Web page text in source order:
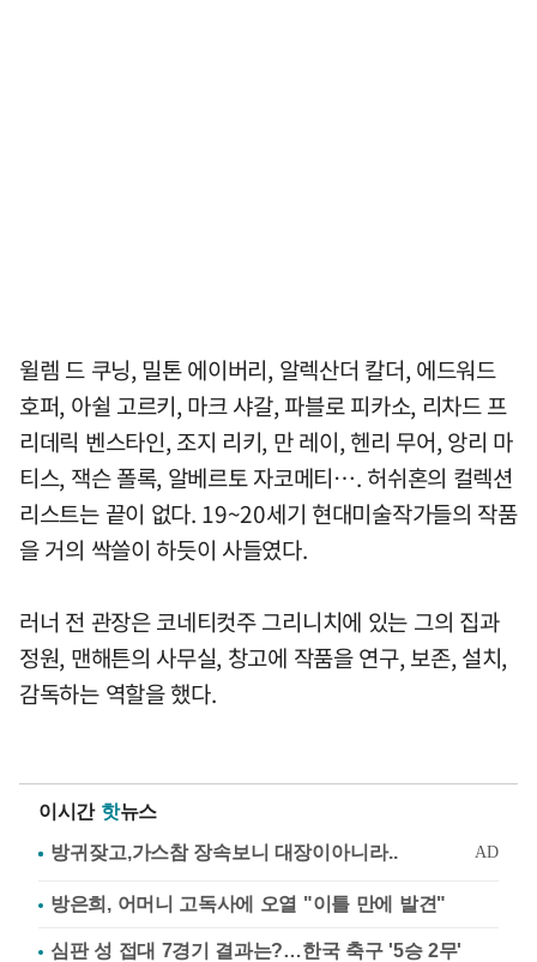
윌렘 드 쿠닝, 밀톤 에이버리, 알렉산더 칼더, 에드워드
호퍼, 아쉴 고르키, 마크 샤갈, 파블로 피카소, 리차드 프
리데릭 벤스타인, 조지 리키, 만 레이, 헨리 무어, 앙리 마
티스, 잭슨 폴록, 알베르토 자코메티…. 허쉬혼의 컬렉션
리스트는 끝이 없다. 19~20세기 현대미술작가들의 작품
을 거의 싹쓸이 하듯이 사들였다.
러너 전 관장은 코네티컷주 그리니치에 있는 그의 집과
정원, 맨해튼의 사무실, 창고에 작품을 연구, 보존, 설치,
감독하는 역할을 했다.
이시간 핫뉴스
방은희, 어머니 고독사에 오열 "이틀 만에 발견"
심판 성 접대 7경기 결과는?…한국 축구 '5승 2무'